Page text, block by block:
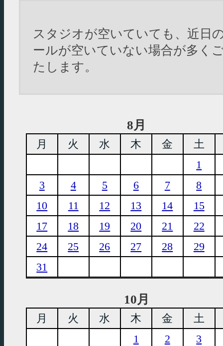
スタジオが空いていても、近日
ールが空いていない場合が多く
たします。
8月
月 火 水 木 金
土
1
3
4 5 6 7
8
10
11 12 13 14
15
17
18 19 20 21
22
24
25 26 27 28
29
31
10月
月 火 水 木 金
土
1
2
3